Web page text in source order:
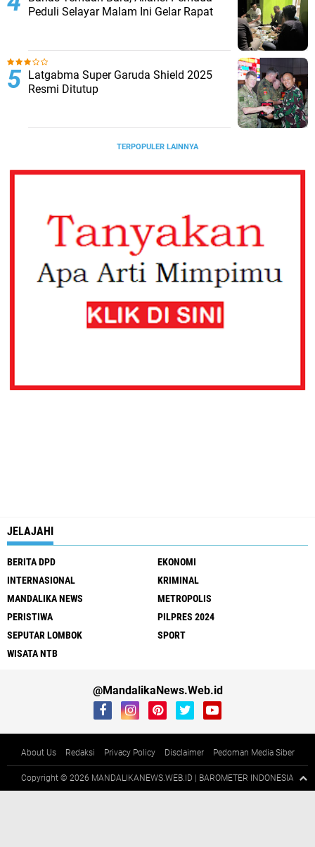
Peduli Selayar Malam Ini Gelar Rapat
Latgabma Super Garuda Shield 2025
Resmi Ditutup
TERPOPULER LAINNYA
JELAJAHI
@MandalikaNews.Web.id
About Us Redaksi Privacy Policy Disclaimer Pedoman Media Siber
Copyright ©2026 MANDALIKANEWS.WEB.ID | BAROMETER INDONESIA